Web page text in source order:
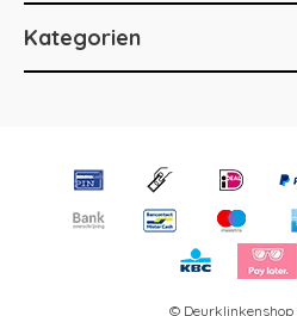
Kategorien
© Deurklinkenshop